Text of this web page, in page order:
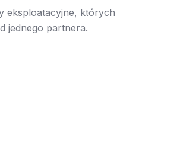
eksploatacyjne, których
jednego partnera.